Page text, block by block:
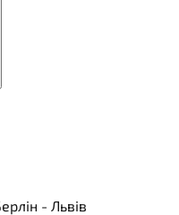
- Львів